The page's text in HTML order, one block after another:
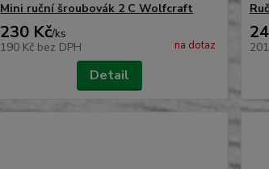
Mini ruční šroubovák 2 C Wolfcraft
230 Kč/ks
190 Kč bez DPH na dotaz
Detail